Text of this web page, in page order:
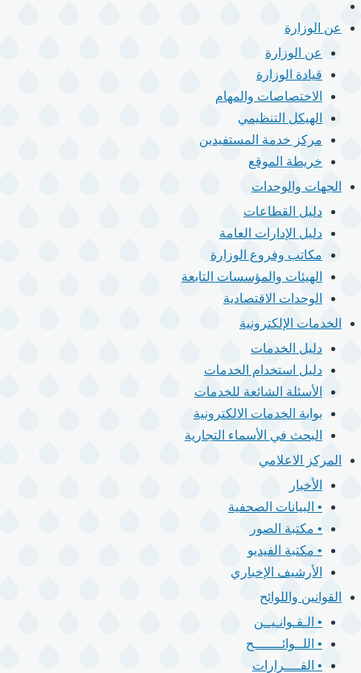
القائمة
الرئيسيةعن الوزارة
عن الوزارة
قيادة الوزارة
الاختصاصات والمهام
الهيكل التنظيمي
مركز خدمة المستفيدين
خريطة الموقع
الجهات والوحدات
دليل القطاعات
دليل الإدارات العامة
مكاتب وفروع الوزارة
الهيئات والمؤسسات التابعة
الوحدات الاقتصادية
الخدمات الإلكترونية
دليل الخدمات
دليل استخدام الخدمات
الأسئلة الشائعة للخدمات
بوابة الخدمات الالكترونية
البحث في الأسماء التجارية
المركز الاعلامي
الأخبار
• البيانات الصحفية
• مكتبة الصور
• مكتبة الفيديو
الأرشيف الإخباري
القوانين واللوائح
• الـقـوانـيــن
• اللــوائـــــــح
• القــــرارات